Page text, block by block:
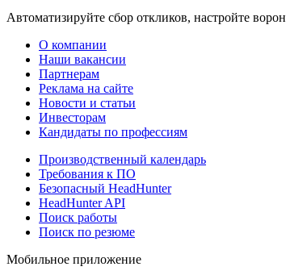
Автоматизируйте сбор откликов, настройте
О компании
Наши вакансии
Партнерам
Реклама на сайте
Новости и статьи
Инвесторам
Кандидаты по профессиям
Производственный календарь
Требования к ПО
Безопасный HeadHunter
HeadHunter API
Поиск работы
Поиск по резюме
Мобильное приложение